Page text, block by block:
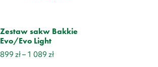
Zestaw sakw Bakkie
Evo/Evo Light
899 zł– 1 089 złZakres